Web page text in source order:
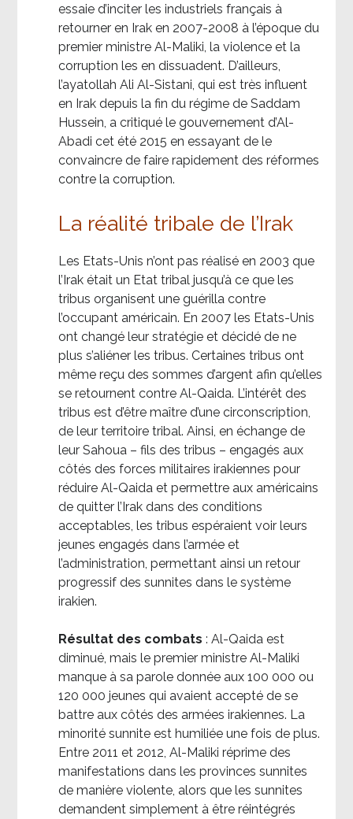
essaie d’inciter les industriels français à
retourner en Irak en 2007-2008 à l’époque du
premier ministre Al-Maliki, la violence et la
corruption les en dissuadent. D’ailleurs,
l’ayatollah Ali Al-Sistani, qui est très influent
en Irak depuis la fin du régime de Saddam
Hussein, a critiqué le gouvernement d’Al-
Abadi cet été 2015 en essayant de le
convaincre de faire rapidement des réformes
contre la corruption.
La réalité tribale de l’Irak
Les Etats-Unis n’ont pas réalisé en 2003 que
l’Irak était un Etat tribal jusqu’à ce que les
tribus organisent une guérilla contre
l’occupant américain. En 2007 les Etats-Unis
ont changé leur stratégie et décidé de ne
plus s’aliéner les tribus. Certaines tribus ont
même reçu des sommes d’argent afin qu’elles
se retournent contre Al-Qaida. L’intérêt des
tribus est d’être maître d’une circonscription,
de leur territoire tribal. Ainsi, en échange de
leur Sahoua – fils des tribus – engagés aux
côtés des forces militaires irakiennes pour
réduire Al-Qaida et permettre aux américains
de quitter l’Irak dans des conditions
acceptables, les tribus espéraient voir leurs
jeunes engagés dans l’armée et
l’administration, permettant ainsi un retour
progressif des sunnites dans le système
irakien.
Résultat des combats : Al-Qaida est
diminué, mais le premier ministre Al-Maliki
manque à sa parole donnée aux 100 000 ou
120 000 jeunes qui avaient accepté de se
battre aux côtés des armées irakiennes. La
minorité sunnite est humiliée une fois de plus.
Entre 2011 et 2012, Al-Maliki réprime des
manifestations dans les provinces sunnites
de manière violente, alors que les sunnites
demandent simplement à être réintégrés